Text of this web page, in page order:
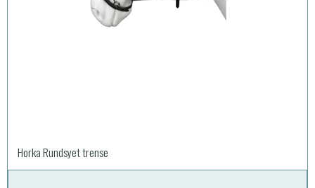
Horka Rundsyet trense